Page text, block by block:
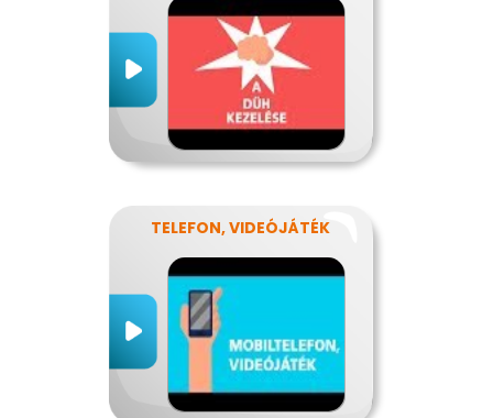
TELEFON, VIDEÓJÁTÉK